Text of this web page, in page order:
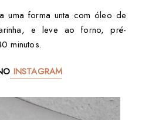
uma forma unta com óleo de
e leve ao forno, pré-
minutos.
INSTAGRAM